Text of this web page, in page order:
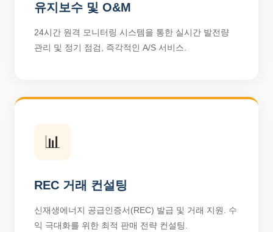
유지보수 및 O&M
24시간 원격 모니터링 시스템을 통한 실시간 발전량
관리 및 정기 점검, 즉각적인 A/S 서비스.
📊
REC 거래 컨설팅
신재생에너지 공급인증서(REC) 발급 및 거래 지원. 수
익 극대화를 위한 최적 판매 전략 컨설팅.